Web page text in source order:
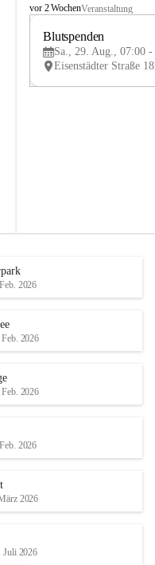
B
e
u
e
d
r
S
vor 2 WochenVeranstaltung
Blutspenden
Sa., 29. Aug., 07:00 -
2026
2026
2026
2026
2026
Juli 2026